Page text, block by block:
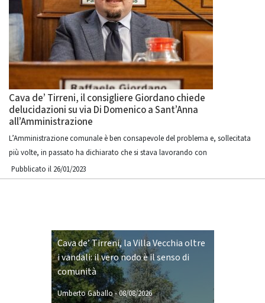
Cava de’ Tirreni, il consigliere Giordano chiede
delucidazioni su via Di Domenico a Sant’Anna
all’Amministrazione
L’Amministrazione comunale è ben consapevole del problema e, sollecitata
più volte, in passato ha dichiarato che si stava lavorando con
Pubblicato il 26/01/2023
Cava de’ Tirreni, la Villa Vecchia oltre
i vandali: il vero nodo è il senso di
comunità
Umberto Gaballo-08/08/2026